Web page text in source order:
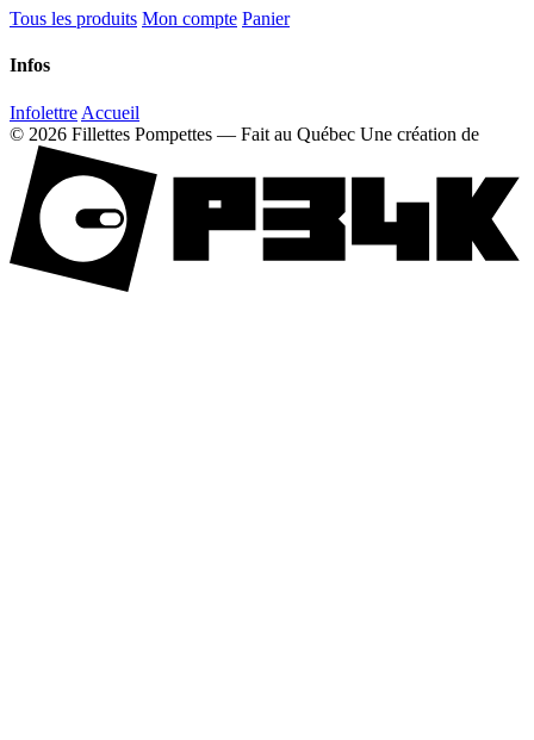
Tous les produits Mon compte Panier
Infos
Infolettre Accueil
© 2026 Fillettes Pompettes — Fait au Québec Une création de